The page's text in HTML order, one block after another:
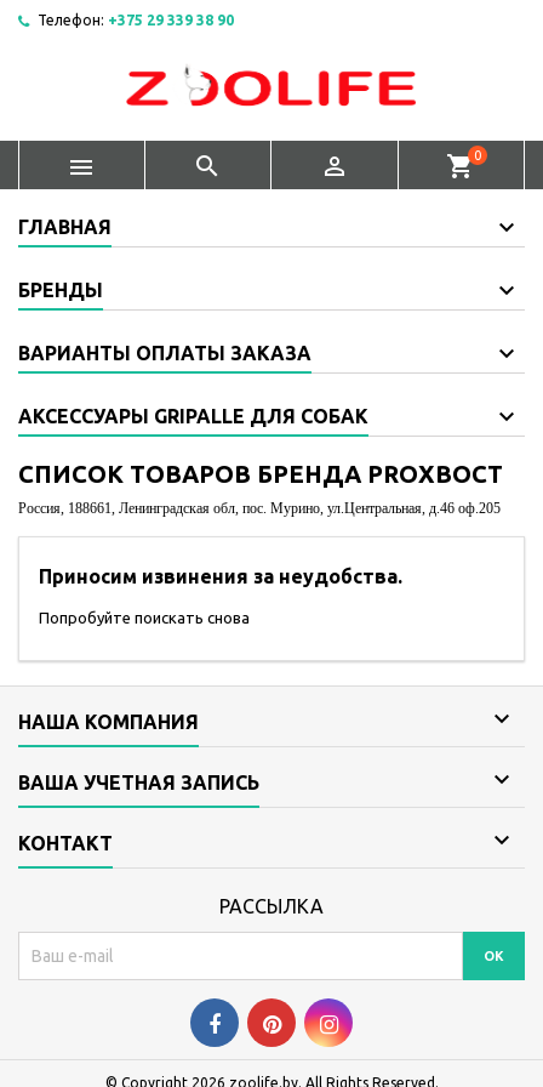
Телефон: +375 29 339 38 90
   shopping_cart0
ГЛАВНАЯ
БРЕНДЫ
ВАРИАНТЫ ОПЛАТЫ ЗАКАЗА
АКСЕССУАРЫ GRIPALLE ДЛЯ СОБАК
СПИСОК ТОВАРОВ БРЕНДА PROХВОСТ
Россия, 188661, Ленинградская обл, пос. Мурино, ул.Центральная, д.46 оф.205
Приносим извинения за неудобства.
Попробуйте поискать снова
НАША КОМПАНИЯ 
ВАША УЧЕТНАЯ ЗАПИСЬ 
КОНТАКТ 
РАССЫЛКА
© Copyright 2026 zoolife.by. All Rights Reserved.